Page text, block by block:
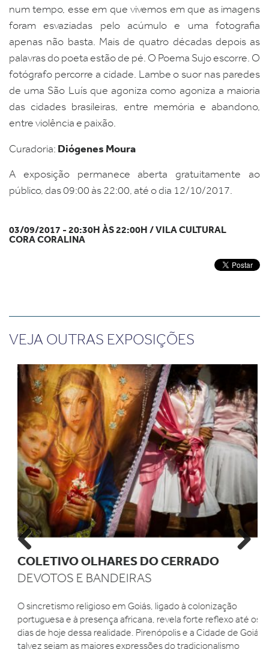
num tempo, esse em que vivemos em que as imagens
foram esvaziadas pelo acúmulo e uma fotografia
apenas não basta. Mais de quatro décadas depois as
palavras do poeta estão de pé. O Poema Sujo escorre. O
fotógrafo percorre a cidade. Lambe o suor nas paredes
de uma São Luís que agoniza como agoniza a maioria
das cidades brasileiras, entre memória e abandono,
entre violência e paixão.
Curadoria: Diógenes Moura
A exposição permanece aberta gratuitamente ao
público, das 09:00 às 22:00, até o dia 12/10/2017.
03/09/2017 - 20:30H ÀS 22:00H / VILA CULTURAL
CORA CORALINA
VEJA OUTRAS EXPOSIÇÕES
COLETIVO OLHARES DO CERRADO
DEVOTOS E BANDEIRAS
O sincretismo religioso em Goiás, ligado à colonização
portuguesa e à presença africana, revela forte reflexo até os
dias de hoje dessa realidade. Pirenópolis e a Cidade de Goiás
talvez sejam as maiores expressões do tradicionalismo
Previous